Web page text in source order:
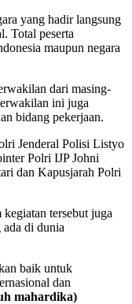
yang hadir langsung
Total peserta
maupun negara
dari masing-
ini juga
bidang pekerjaan.
Jenderal Polisi Listyo
Polri IJP Johni
dan Kapusjarah Polri
tersebut juga
di dunia
baik untuk
dan
mahardika)